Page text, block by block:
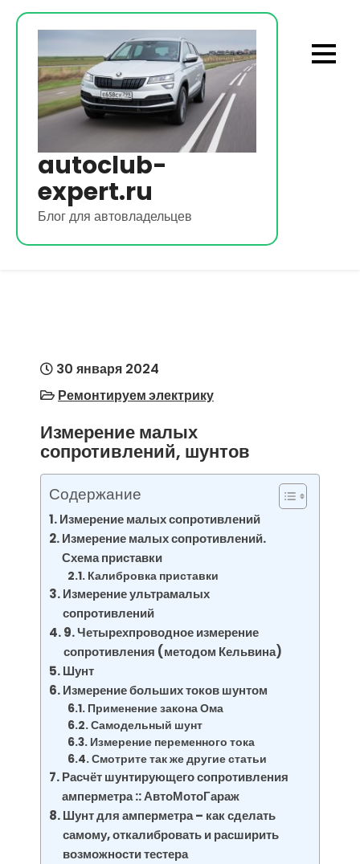
Перейти
содержимому
autoclub-
expert.ru
Блог для автовладельцев
30 января 2024
Ремонтируем электрику
Измерение малых
сопротивлений, шунтов
Содержание
Измерение малых сопротивлений
Измерение малых сопротивлений.
Схема приставки
Калибровка приставки
Измерение ультрамалых
сопротивлений
9. Четырехпроводное измерение
сопротивления (методом Кельвина)
Шунт
Измерение больших токов шунтом
Применение закона Ома
Самодельный шунт
Измерение переменного тока
Смотрите так же другие статьи
Расчёт шунтирующего сопротивления
амперметра :: АвтоМотоГараж
Шунт для амперметра – как сделать
самому, откалибровать и расширить
возможности тестера